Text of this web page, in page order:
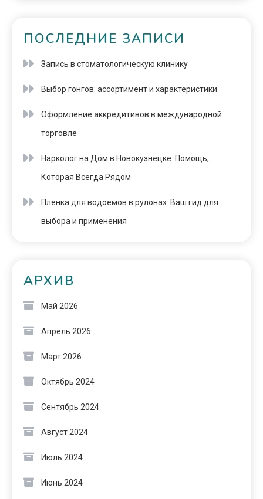
ПОСЛЕДНИЕ ЗАПИСИ
Запись в стоматологическую клинику
Выбор гонгов: ассортимент и характеристики
Оформление аккредитивов в международной
торговле
Нарколог на Дом в Новокузнецке: Помощь,
Которая Всегда Рядом
Пленка для водоемов в рулонах: Ваш гид для
выбора и применения
АРХИВ
Май 2026
Апрель 2026
Март 2026
Октябрь 2024
Сентябрь 2024
Август 2024
Июль 2024
Июнь 2024